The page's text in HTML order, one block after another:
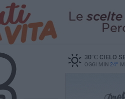
30°CCIELO
OGGI MIN 24°